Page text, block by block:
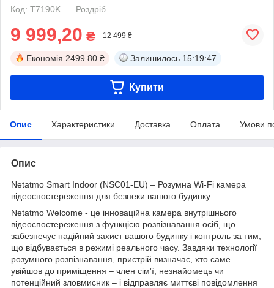
Код: T7190K
Роздріб
9 999,20 ₴ 12 499 ₴
Економія 2499.80 ₴ Залишилось 15:19:47
Купити
Опис Характеристики Доставка Оплата Умови
Опис
Netatmo Smart Indoor (NSC01-EU) – Розумна Wi-Fi камера
відеоспостереження для безпеки вашого будинку
Netatmo Welcome - це інноваційна камера внутрішнього
відеоспостереження з функцією розпізнавання осіб, що
забезпечує надійний захист вашого будинку і контроль за тим,
що відбувається в режимі реального часу. Завдяки технології
розумного розпізнавання, пристрій визначає, хто саме
увійшов до приміщення – член сім'ї, незнайомець чи
потенційний зловмисник – і відправляє миттєві повідомлення